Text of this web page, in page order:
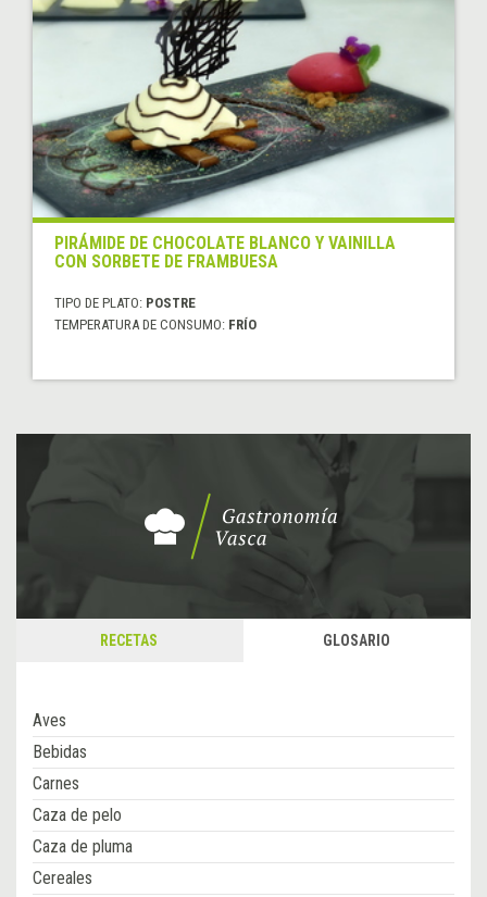
PIRÁMIDE DE CHOCOLATE BLANCO Y VAINILLA
CON SORBETE DE FRAMBUESA
TIPO DE PLATO: POSTRE
TEMPERATURA DE CONSUMO: FRÍO
RECETAS GLOSARIO
Aves
Bebidas
Carnes
Caza de pelo
Caza de pluma
Cereales